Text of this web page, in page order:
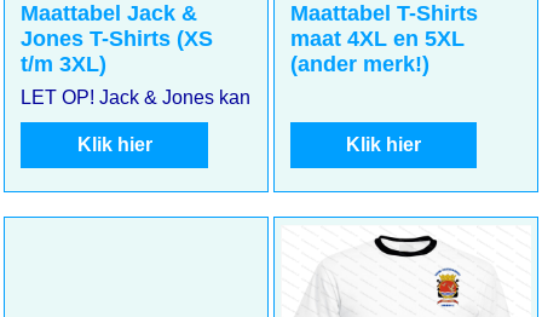
Maattabel Jack &
Jones T-Shirts (XS
t/m 3XL)
LET OP! Jack & Jones kan kleiner uitvallen. Meet goed uw
Klik hier
Maattabel T-Shirts
maat 4XL en 5XL
(ander merk!)
Klik hier